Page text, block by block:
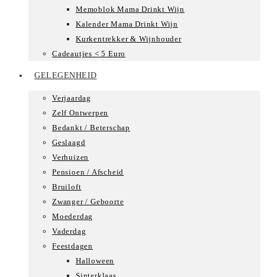
Memoblok Mama Drinkt Wijn
Kalender Mama Drinkt Wijn
Kurkentrekker & Wijnhouder
Cadeautjes < 5 Euro
GELEGENHEID
Verjaardag
Zelf Ontwerpen
Bedankt / Beterschap
Geslaagd
Verhuizen
Pensioen / Afscheid
Bruiloft
Zwanger / Geboorte
Moederdag
Vaderdag
Feestdagen
Halloween